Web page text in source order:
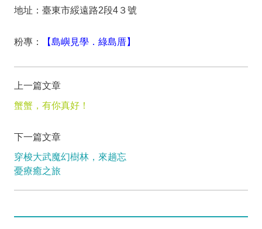
地址：臺東市綏遠路2段4３號
粉專： 【島嶼見學．綠島厝】
上一篇文章
蟹蟹，有你真好！
下一篇文章
穿梭大武魔幻樹林，來趟忘
憂療癒之旅